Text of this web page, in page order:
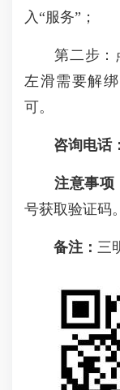
入“服务”；
第二步：点
左滑需要解
可。
咨询电话：
注意事项
号获取验证码。
备注： 三